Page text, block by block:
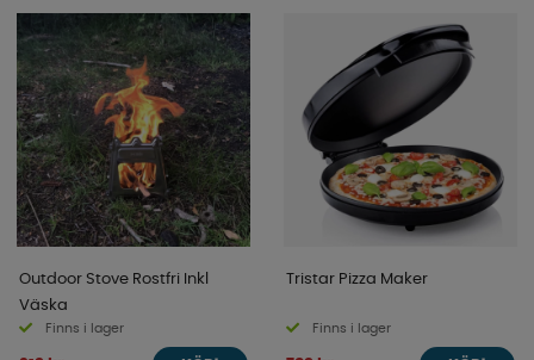
Outdoor Stove Rostfri Inkl
Väska
Finns i lager
Tristar Pizza Maker
Finns i lager